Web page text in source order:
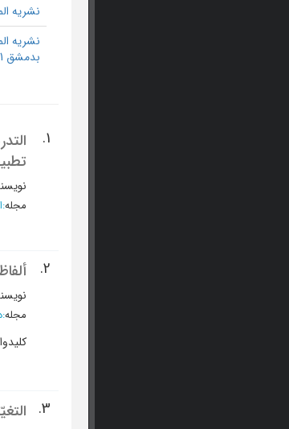
نشریه
نشریه
بدمشق 1
1.
مجله:
2.
مجله:
3.